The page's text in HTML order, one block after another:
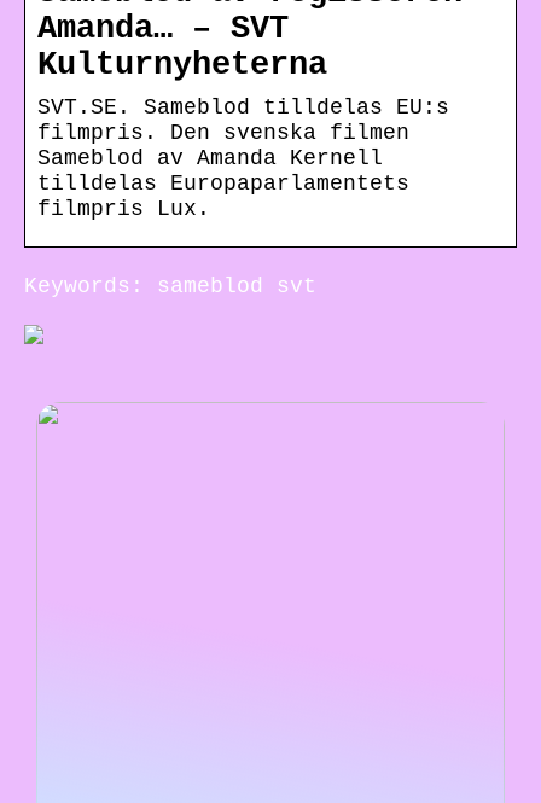
Amanda… – SVT
Kulturnyheterna
SVT.SE. Sameblod tilldelas EU:s
filmpris. Den svenska filmen
Sameblod av Amanda Kernell
tilldelas Europaparlamentets
filmpris Lux.
Keywords: sameblod svt